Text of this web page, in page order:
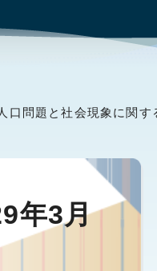
口問題と社会現象に関す
年3月